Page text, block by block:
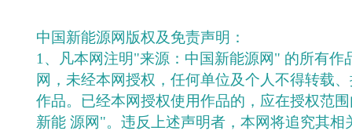
中国新能源网版权及免责声明：
1、凡本网注明"来源：中国新能源网" 的所有作
网，未经本网授权，任何单位及个人不得转载
作品。已经本网授权使用作品的，应在授权范
新能 源网"。违反上述声明者，本网将追究其相